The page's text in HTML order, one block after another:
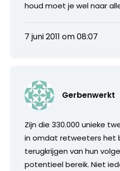
houd moet je wel naar
7 juni 2011 om 08:07
Gerbenwerkt
Zijn die 330.000 unieke
in omdat retweeters het
terugkrijgen van hun
potentieel bereik. Niet